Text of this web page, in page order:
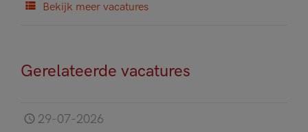
Bekijk meer vacatures
Gerelateerde vacatures
29-07-2026